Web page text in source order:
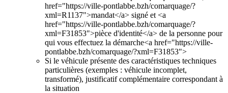
href="https://ville-pontlabbe.bzh/comarquage/?
xml=R1137">mandat</a> signé et <a
href="https://ville-pontlabbe.bzh/comarquage/?
xml=F31853">pièce d'identité</a> de la personne pour
qui vous effectuez la démarche<a href="https://ville-
pontlabbe.bzh/comarquage/?xml=F31853">
Si le véhicule présente des caractéristiques techniques
particulières (exemples : véhicule incomplet,
transformé), justificatif complémentaire correspondant à
la situation